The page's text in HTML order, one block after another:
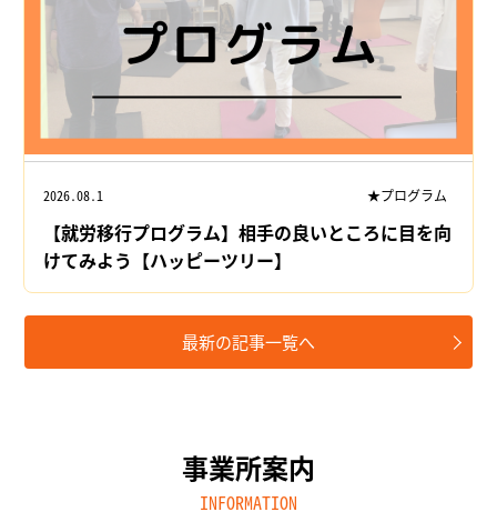
2026.08.1 ★プログラム
【就労移行プログラム】相手の良いところに目を向
けてみよう【ハッピーツリー】
最新の記事一覧へ
事業所案内
INFORMATION